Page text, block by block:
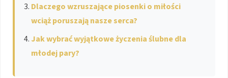
Dlaczego wzruszające piosenki o miłości
wciąż poruszają nasze serca?
Jak wybrać wyjątkowe życzenia ślubne dla
młodej pary?